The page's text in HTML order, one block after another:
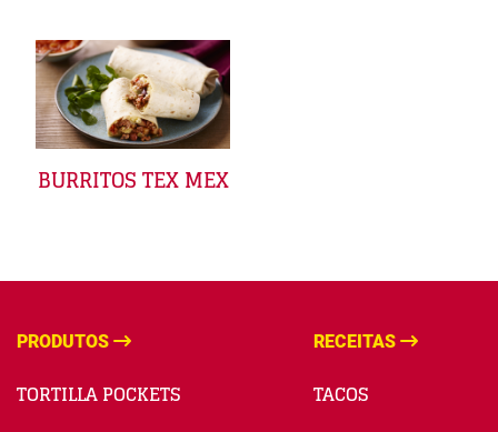
BURRITOS TEX MEX
PRODUTOS
TORTILLA POCKETS
RECEITAS
TACOS